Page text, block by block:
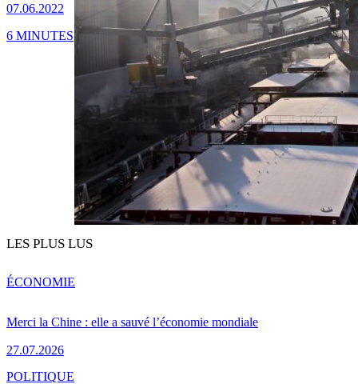
07.06.2022
6 MINUTES
LES PLUS LUS
Merci la Chine : elle a sauvé l’économie mondiale
27.07.2026
ÉCONOMIE
POLITIQUE